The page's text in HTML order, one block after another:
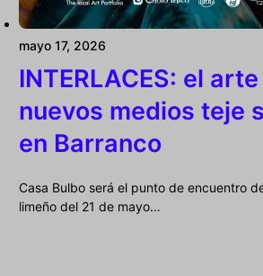
mayo 17, 2026
INTERLACES: el
nuevos medios teje
en Barranco
Casa Bulbo será el punto de encuentro
limeño del 21 de mayo…